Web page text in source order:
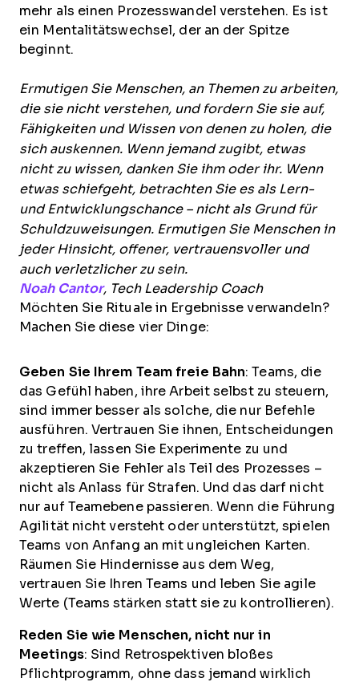
mehr als einen Prozesswandel verstehen. Es ist
ein Mentalitätswechsel, der an der Spitze
beginnt.
Ermutigen Sie Menschen, an Themen zu arbeiten,
die sie nicht verstehen, und fordern Sie sie auf,
Fähigkeiten und Wissen von denen zu holen, die
sich auskennen. Wenn jemand zugibt, etwas
nicht zu wissen, danken Sie ihm oder ihr. Wenn
etwas schiefgeht, betrachten Sie es als Lern-
und Entwicklungschance – nicht als Grund für
Schuldzuweisungen. Ermutigen Sie Menschen in
jeder Hinsicht, offener, vertrauensvoller und
auch verletzlicher zu sein.
Noah Cantor, Tech Leadership Coach
Möchten Sie Rituale in Ergebnisse verwandeln?
Machen Sie diese vier Dinge:
Geben Sie Ihrem Team freie Bahn: Teams, die
das Gefühl haben, ihre Arbeit selbst zu steuern,
sind immer besser als solche, die nur Befehle
ausführen. Vertrauen Sie ihnen, Entscheidungen
zu treffen, lassen Sie Experimente zu und
akzeptieren Sie Fehler als Teil des Prozesses –
nicht als Anlass für Strafen. Und das darf nicht
nur auf Teamebene passieren. Wenn die Führung
Agilität nicht versteht oder unterstützt, spielen
Teams von Anfang an mit ungleichen Karten.
Räumen Sie Hindernisse aus dem Weg,
vertrauen Sie Ihren Teams und leben Sie agile
Werte (Teams stärken statt sie zu kontrollieren).
Reden Sie wie Menschen, nicht nur in
Meetings: Sind Retrospektiven bloßes
Pflichtprogramm, ohne dass jemand wirklich